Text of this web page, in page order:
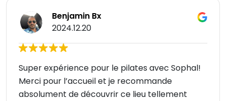
Benjamin Bx
2024.12.20
Super expérience pour le pilates avec Sophal!
Merci pour l’accueil et je recommande
absolument de découvrir ce lieu tellement